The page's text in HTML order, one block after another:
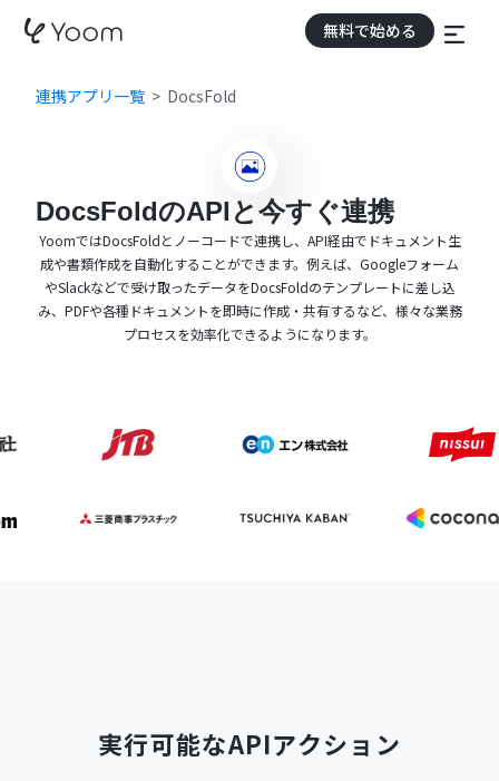
無料で始める
連携アプリ一覧 DocsFold
DocsFoldのAPIと今すぐ連携
YoomではDocsFoldとノーコードで連携し、API経由でドキュメント生
成や書類作成を自動化することができます。例えば、Googleフォーム
やSlackなどで受け取ったデータをDocsFoldのテンプレートに差し込
み、PDFや各種ドキュメントを即時に作成・共有するなど、様々な業務
プロセスを効率化できるようになります。
実行可能なAPIアクション